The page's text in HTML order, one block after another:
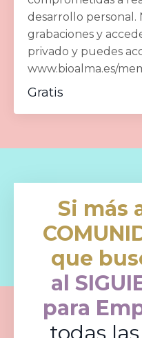
desarrollo personal.
grabaciones y
privado y puedes
www.bioalma.es/
Gratis
Si más
que
al
para
todas